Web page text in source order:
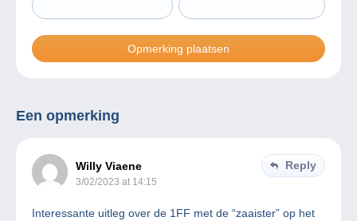
Een opmerking
Willy Viaene
3/02/2023 at 14:15
Reply
Interessante uitleg over de 1FF met de “zaaister” op het